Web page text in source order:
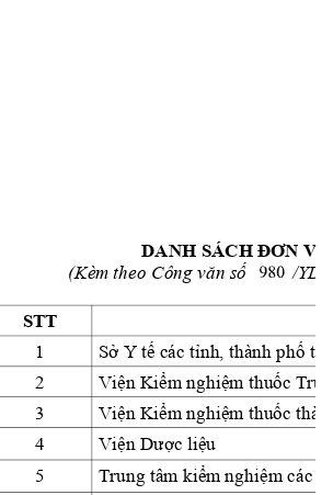
DANH SÁCH ĐƠN VỊ
(Kèm theo Công văn số
/
STT
1 Sở Y tế các tỉnh, thành phố
2 Viện Kiểm nghiệm thuốc
3 Viện Kiểm nghiệm thuốc
4 Viện Dược liệu
5 Trung tâm kiểm nghiệm các